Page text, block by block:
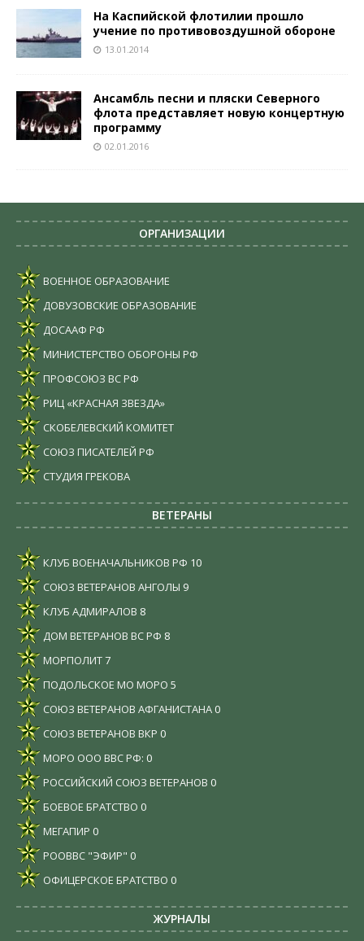
На Каспийской флотилии прошло
учение по противовоздушной обороне
13.01.2014
Ансамбль песни и пляски Северного
флота представляет новую концертную
программу
02.01.2016
ОРГАНИЗАЦИИ
ВОЕННОЕ ОБРАЗОВАНИЕ
ДОВУЗОВСКИЕ ОБРАЗОВАНИЕ
ДОСААФ РФ
МИНИСТЕРСТВО ОБОРОНЫ РФ
ПРОФСОЮЗ ВС РФ
РИЦ «КРАСНАЯ ЗВЕЗДА»
СКОБЕЛЕВСКИЙ КОМИТЕТ
СОЮЗ ПИСАТЕЛЕЙ РФ
СТУДИЯ ГРЕКОВА
ВЕТЕРАНЫ
КЛУБ ВОЕНАЧАЛЬНИКОВ РФ 10
СОЮЗ ВЕТЕРАНОВ АНГОЛЫ 9
КЛУБ АДМИРАЛОВ 8
ДОМ ВЕТЕРАНОВ ВС РФ 8
МОРПОЛИТ7
ПОДОЛЬСКОЕ МО МОРО 5
СОЮЗ ВЕТЕРАНОВ АФГАНИСТАНА 0
СОЮЗ ВЕТЕРАНОВ ВКР 0
МОРО ООО ВВС РФ: 0
РОССИЙСКИЙ СОЮЗ ВЕТЕРАНОВ 0
БОЕВОЕ БРАТСТВО 0
МЕГАПИР 0
РООВВС "ЭФИР" 0
ОФИЦЕРСКОЕ БРАТСТВО 0
ЖУРНАЛЫ